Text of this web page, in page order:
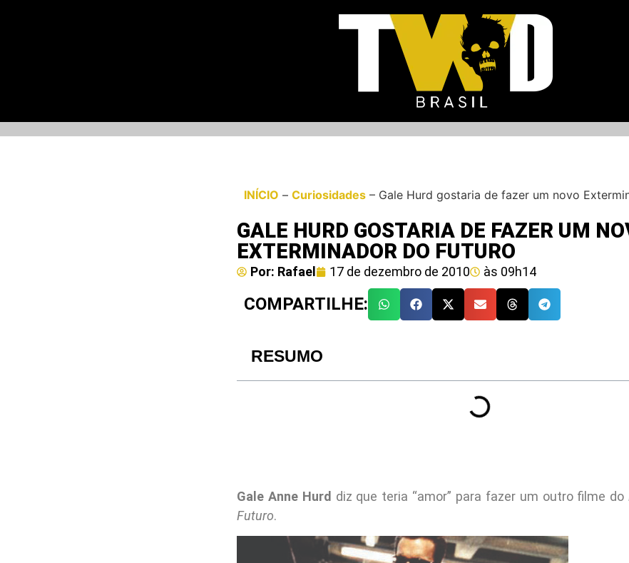
INÍCIO – Curiosidades – Gale Hurd gostaria de fazer um novo
GALE HURD GOSTARIA DE FAZER UM
EXTERMINADOR DO FUTURO
Por: Rafael 17 de dezembro de 2010 às 09h14
COMPARTILHE:
RESUMO
Gale Anne Hurd diz que teria “amor” para fazer um outro filme do
Futuro.